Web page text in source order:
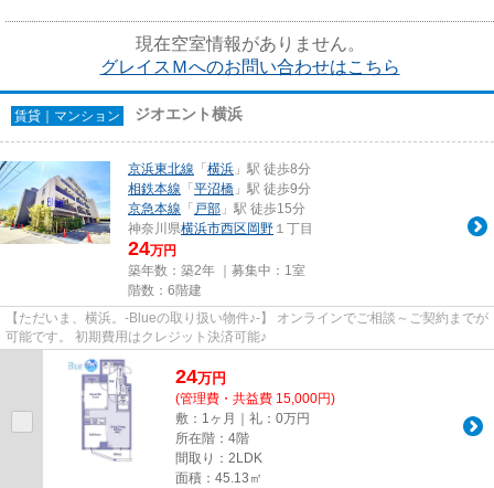
現在空室情報がありません。
グレイスＭへのお問い合わせはこちら
賃貸｜マンション ジオエント横浜
京浜東北線 「 横浜 」駅 徒歩8分
相鉄本線 「 平沼橋 」駅 徒歩9分
京急本線 「 戸部 」駅 徒歩15分
神奈川県横浜市西区 岡野 １丁目
24万円
築年数：築2年 ｜募集中： 1室
階数：6階建
【ただいま、横浜。-Blueの取り扱い物件♪-】 オンラインでご相談～ご契約までが
可能です。 初期費用はクレジット決済可能♪
24万円
(管理費・共益費 15,000円)
敷：1ヶ月｜礼：0万円
所在階：4階
間取り：2LDK
面積：45.13㎡